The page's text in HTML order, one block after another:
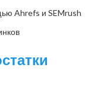
Ahrefs и SEMrush